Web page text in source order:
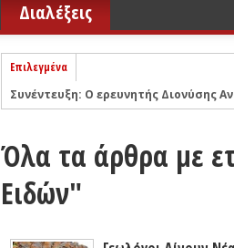
Διαλέξεις
Επιλεγμένα
Συνέντευξη: Ο ερευνητής Διονύσης
ΝΕLIOTA: Το ερευνητικό
Σελήνη
Podcast: Συζήτηση με τον
Podcast: Ο Διονύσης Σιμόπουλος
Άρθρο με αφορμή το Nobel Φυσικής
Συνέντευξη: Το ελληνικό
Συνέντευξη: Ο ερευνητής
Όλα τα άρθρα με
Ειδών"